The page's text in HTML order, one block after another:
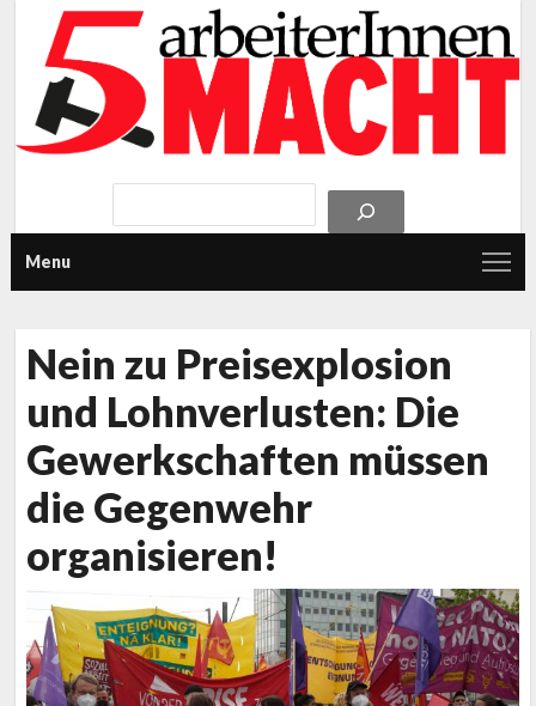
Menu
Nein zu Preisexplosion
und Lohnverlusten: Die
Gewerkschaften müssen
die Gegenwehr
organisieren!